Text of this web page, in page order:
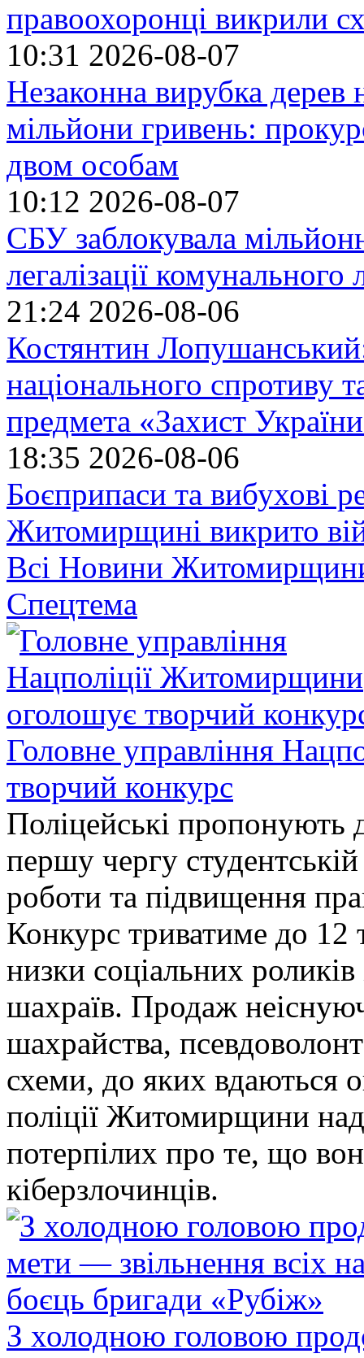
правоохоронці викрили
10:31 2026-08-07
Незаконна вирубка
мільйони гривень:
двом особам
10:12 2026-08-07
СБУ заблокувала
легалізації
21:24 2026-08-06
Костянтин
національного спротиву
предмета «Захист
18:35 2026-08-06
Боєприпаси та вибухові
Житомирщині викрито
Всі Новини
Спецтема
Головне управління
творчий конкурс
Поліцейські пропонують
першу чергу
роботи та підвищення
Конкурс триватиме до 12
низки соціальних
шахраїв. Продаж
шахрайства,
схеми, до яких
поліції Житомирщини
потерпілих про те, що
кіберзлочинців.
З холодною головою